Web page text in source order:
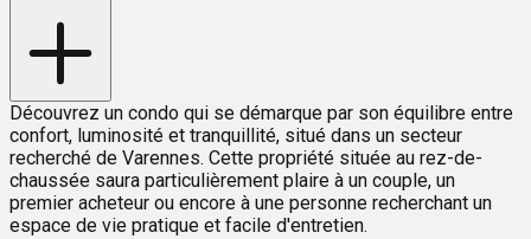
Découvrez un condo qui se démarque par son équilibre entre
confort, luminosité et tranquillité, situé dans un secteur
recherché de Varennes. Cette propriété située au rez-de-
chaussée saura particulièrement plaire à un couple, un
premier acheteur ou encore à une personne recherchant un
espace de vie pratique et facile d'entretien.